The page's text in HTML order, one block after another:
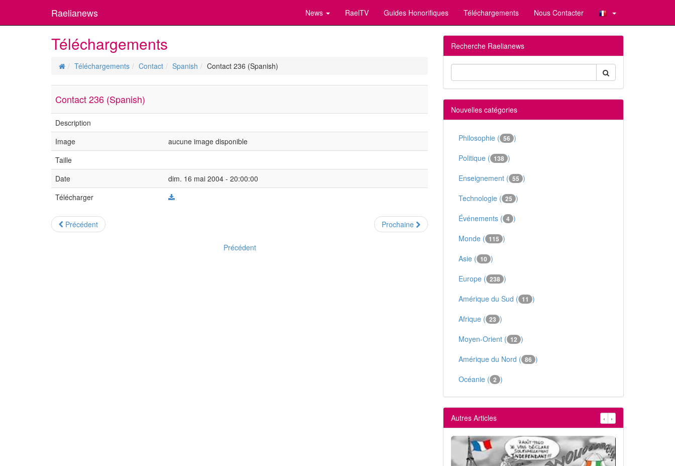
Raelianews News RaelTV Guides Honorifiques Téléchargements Nous Contacter
Téléchargements
Téléchargements Contact Spanish Contact 236 (Spanish)
Contact 236 (Spanish)
Description
Image
aucune image disponible
Taille
Date
dim. 16 mai 2004 - 20:00:00
Télécharger
Précédent Prochaine
Précédent
Recherche Raelianews
Nouvelles catégories
Philosophie ( 56 )
Politique ( 138 )
Enseignement ( 55 )
Technologie ( 25 )
Événements ( 4 )
Monde ( 115 )
Asie ( 10 )
Europe ( 238 )
Amérique du Sud ( 11 )
Afrique ( 23 )
Moyen-Orient ( 12 )
Amérique du Nord ( 86 )
Océanie ( 2 )
Autres Articles ‹ ›